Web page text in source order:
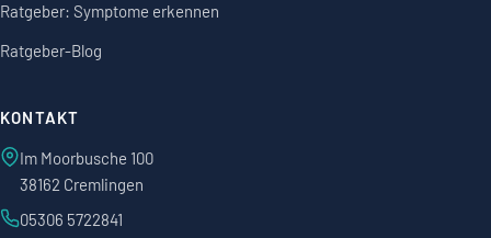
Ratgeber: Symptome erkennen
Ratgeber-Blog
KONTAKT
Im Moorbusche 100
38162 Cremlingen
05306 5722841